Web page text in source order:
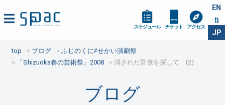
EN
JP
スケジュール チケット アクセス
top ブログ
ふじのくに⇄せかい演劇祭
「Shizuoka春の芸術祭」2008
消された官僚を探して (2)
ブログ